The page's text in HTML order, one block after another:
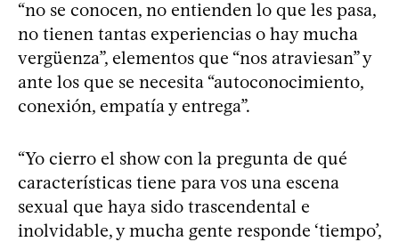
“no se conocen, no entienden lo que les pasa,
no tienen tantas experiencias o hay mucha
vergüenza”, elementos que “nos atraviesan” y
ante los que se necesita “autoconocimiento,
conexión, empatía y entrega”.
“Yo cierro el show con la pregunta de qué
características tiene para vos una escena
sexual que haya sido trascendental e
inolvidable, y mucha gente responde ‘tiempo’,